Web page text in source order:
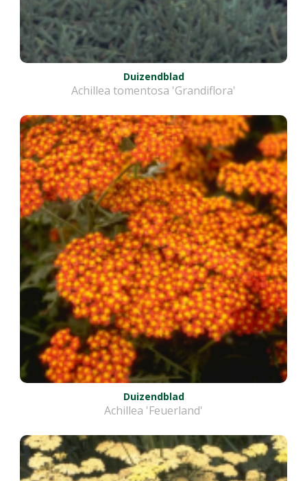
Duizendblad
Achillea tomentosa 'Grandiflora'
Duizendblad
Achillea 'Feuerland'